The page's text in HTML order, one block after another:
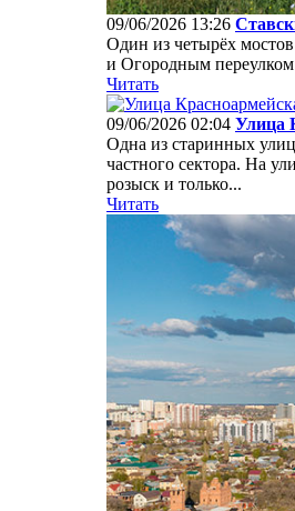
09/06/2026 13:26
Один из четырёх
и Огородным
Читать
09/06/2026 02:04 Улица
Одна из старинных
частного сектора. На
розыск и только...
Читать